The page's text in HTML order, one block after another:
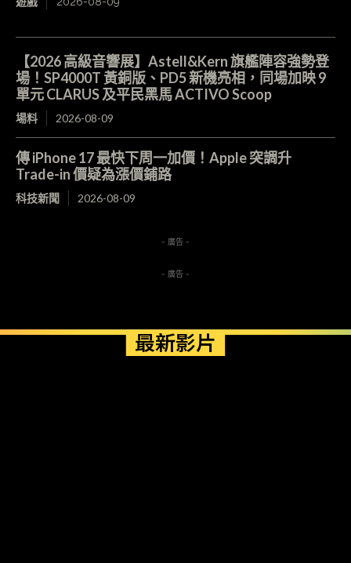
【2026 高級音響展】Astell&Kern 旗艦陣容強勢登
場！SP4000T 黃銅版、PD5 新機亮相，同場加映 9
單元 CLARUS 及平民黑馬 ACTIVO Scoop
場料 2026-08-09
傳 iPhone 17 最快下周一加價！Apple 突調升
Trade-in 價疑為漲價鋪路
科技新聞 2026-08-09
- 廣告 -
- 廣告 -
最新影片